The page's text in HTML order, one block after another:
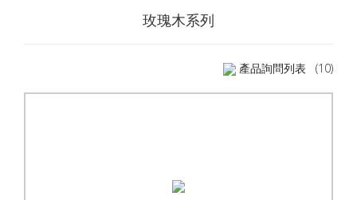
玫瑰木系列
產品詢問列表 (10)